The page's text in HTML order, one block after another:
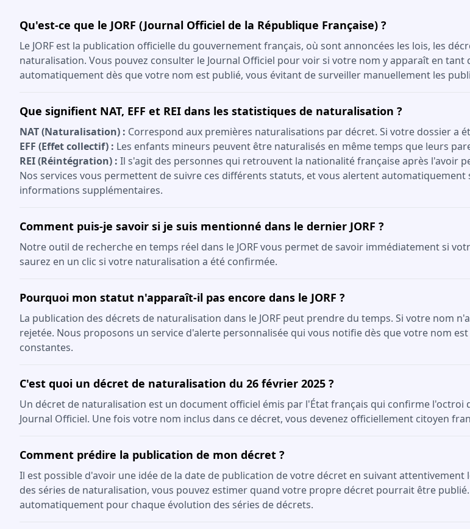
Qu'est-ce que le JORF (Journal Officiel de la République Française) ?
Le JORF est la publication officielle du gouvernement français, où sont annoncées les lois, les
naturalisation. Vous pouvez consulter le Journal Officiel pour voir si votre nom y apparaît en
automatiquement dès que votre nom est publié, vous évitant de surveiller manuellement les
Que signifient NAT, EFF et REI dans les statistiques de naturalisation ?
NAT (Naturalisation) : Correspond aux premières naturalisations par décret. Si votre dossier a
EFF (Effet collectif) : Les enfants mineurs peuvent être naturalisés en même temps que leurs
REI (Réintégration) : Il s'agit des personnes qui retrouvent la nationalité française après l'avoir
Nos services vous permettent de suivre ces différents statuts, et vous alertent
informations supplémentaires.
Comment puis-je savoir si je suis mentionné dans le dernier JORF ?
Notre outil de recherche en temps réel dans le JORF vous permet de savoir immédiatement si
saurez en un clic si votre naturalisation a été confirmée.
Pourquoi mon statut n'apparaît-il pas encore dans le JORF ?
La publication des décrets de naturalisation dans le JORF peut prendre du temps. Si votre nom
rejetée. Nous proposons un service d'alerte personnalisée qui vous notifie dès que votre nom
constantes.
C'est quoi un décret de naturalisation du 26 février 2025 ?
Un décret de naturalisation est un document officiel émis par l'État français qui confirme l'octroi
Journal Officiel. Une fois votre nom inclus dans ce décret, vous devenez officiellement citoyen
Comment prédire la publication de mon décret ?
Il est possible d'avoir une idée de la date de publication de votre décret en suivant attentivement
des séries de naturalisation, vous pouvez estimer quand votre propre décret pourrait être
automatiquement pour chaque évolution des séries de décrets.